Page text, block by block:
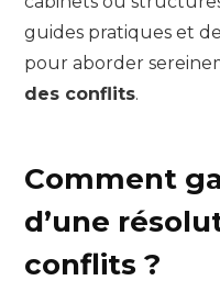
guides pratiques et
pour aborder
des conflits.
Comment
d’une
conflits ?